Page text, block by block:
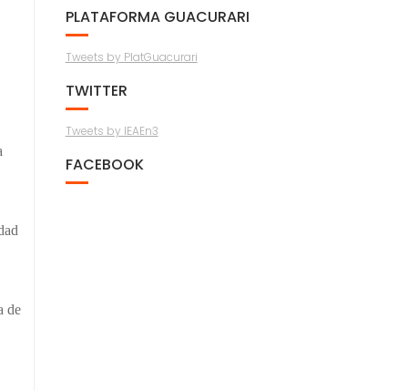
de
PLATAFORMA GUACURARI
Tweets by PlatGuacurari
TWITTER
Tweets by IEAEn3
FACEBOOK